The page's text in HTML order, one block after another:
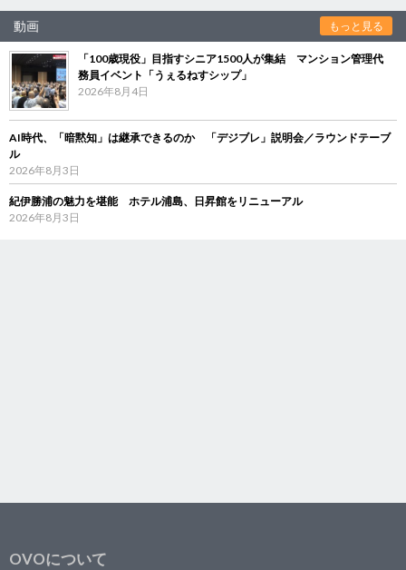
動画 もっと見る
「100歳現役」目指すシニア1500人が集結 マンション管理代
務員イベント「うぇるねすシップ」
2026年8月4日
AI時代、「暗黙知」は継承できるのか 「デジブレ」説明会／ラウンドテーブ
ル
2026年8月3日
紀伊勝浦の魅力を堪能 ホテル浦島、日昇館をリニューアル
2026年8月3日
OVOについて